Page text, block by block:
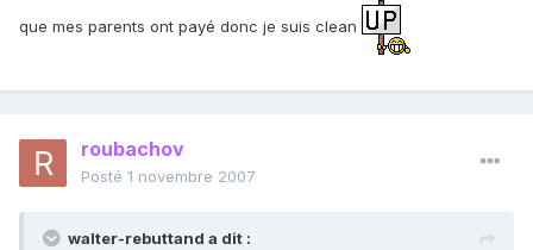
que mes parents ont payé donc je suis clean
roubachov
Posté 1 novembre 2007
walter-rebuttand a dit :